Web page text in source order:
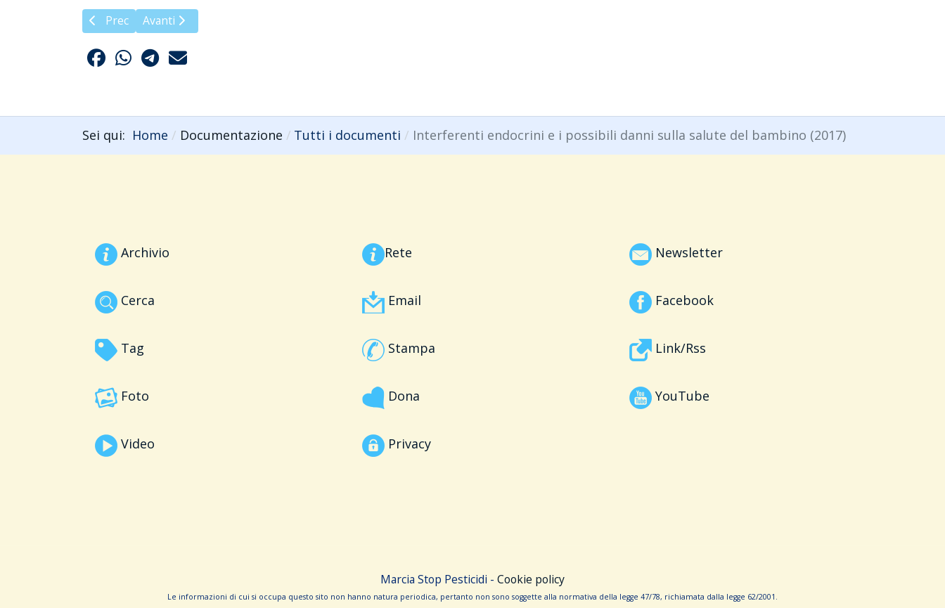
Articolo precedente: Impatto degli interferenti endocrini su sessualità e fertilità maschile e femminile (2017)
Prec Articolo successivo: Interferenti endocrini: Informarsi per proteggersi (2021)
Avanti
Sei qui: Home Documentazione Tutti i documenti Interferenti endocrini e i possibili danni sulla salute del bambino (2017)
Archivio
Cerca
Tag
Foto
Video
Rete
Email
Stampa
Dona
Privacy
Newsletter
Facebook
Link/Rss
YouTube
Marcia Stop Pesticidi - Cookie policy
Le informa­zioni di cui si occupa questo sito non hanno na­tura periodica, pertanto non sono sog­gette alla normativa della legge 47/78, richiamata dalla leg­ge 62/­2001.